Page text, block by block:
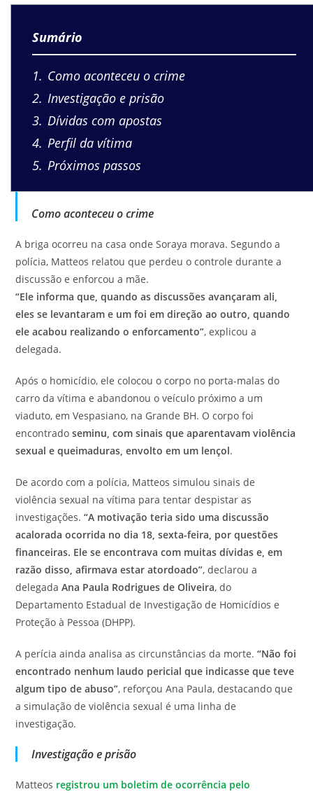
Sumário
1 Como aconteceu o crime
2 Investigação e prisão
3 Dívidas com apostas
4 Perfil da vítima
5 Próximos passos
Como aconteceu o crime
A briga ocorreu na casa onde Soraya morava. Segundo a
polícia, Matteos relatou que perdeu o controle durante a
discussão e enforcou a mãe.
“Ele informa que, quando as discussões avançaram ali,
eles se levantaram e um foi em direção ao outro, quando
ele acabou realizando o enforcamento”, explicou a
delegada.
Após o homicídio, ele colocou o corpo no porta-malas do
carro da vítima e abandonou o veículo próximo a um
viaduto, em Vespasiano, na Grande BH. O corpo foi
encontradoseminu, com sinais que aparentavam violência
sexual e queimaduras, envolto em um lençol.
De acordo com a polícia, Matteos simulou sinais de
violência sexual na vítima para tentar despistar as
investigações.“A motivação teria sido uma discussão
acalorada ocorrida no dia 18, sexta-feira, por questões
financeiras. Ele se encontrava com muitas dívidas e, em
razão disso, afirmava estar atordoado”, declarou a
delegadaAna Paula Rodrigues de Oliveira, do
Departamento Estadual de Investigação de Homicídios e
Proteção à Pessoa (DHPP).
A perícia ainda analisa as circunstâncias da morte.“Não foi
encontrado nenhum laudo pericial que indicasse que teve
algum tipo de abuso”, reforçou Ana Paula, destacando que
a simulação de violência sexual é uma linha de
investigação.
Investigação e prisão
Matteos registrou um boletim de ocorrência pelo